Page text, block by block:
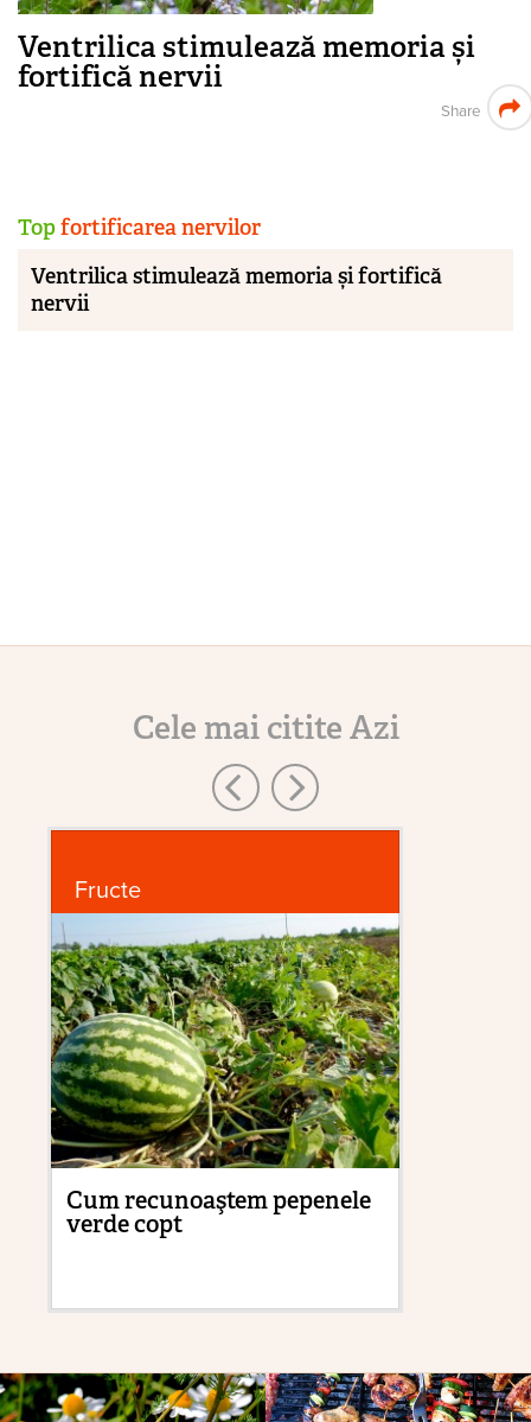
Ventrilica stimulează memoria și
fortifică nervii
Share
Topfortificarea nervilor
Ventrilica stimulează memoria și fortifică
nervii
Cele mai citite Azi
Fructe
Cum recunoaştem pepenele
verde copt